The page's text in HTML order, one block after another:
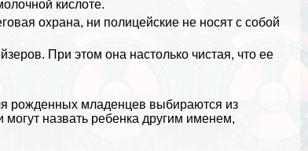
кислоте.
охрана, ни полицейские не носят с собой
При этом она настолько чистая, что ее
рожденных младенцев выбираются из
назвать ребенка другим именем,